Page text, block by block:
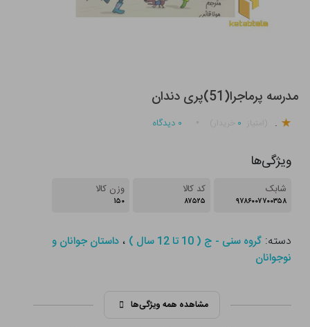
مدرسه پرماجرا(51)پری دندان
. ۰ ۰ دیدگاه
ویژگی‌ها
شابک
۹۷۸۶۰۰۷۷۰۰۳۵۸
کد کالا
۸۷۵۲۵
وزن کالا
۱۵۰
دسته:گروه سنی - ج ( 10 تا 12 سال ) ،داستان جوانان و
نوجوانان
مشاهده همه ویژگی‌ها